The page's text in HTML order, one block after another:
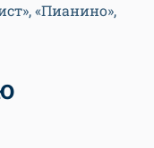
«Пианино»,